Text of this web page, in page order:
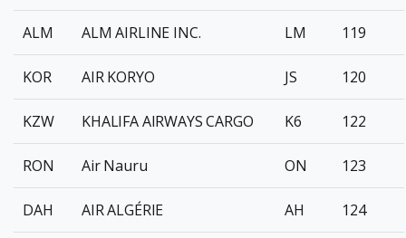
ALM ALM AIRLINE INC. LM 119
KOR AIR KORYO JS 120
KZW KHALIFA AIRWAYS CARGO K6 122
RON Air Nauru ON 123
DAH AIR ALGÉRIE AH 124